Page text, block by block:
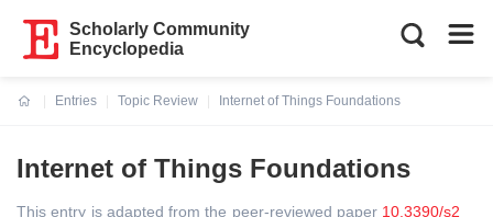
Scholarly Community
Encyclopedia
Entries
Topic Review
Internet of Things Foundations
Internet of Things Foundations
This entry is adapted from the peer-reviewed paper 10.3390/s2